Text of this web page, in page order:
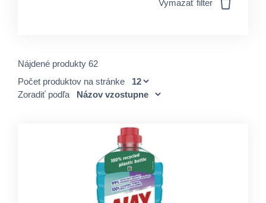
Vymazať filter
Nájdené produkty 62
Počet produktov na stránke
Zoradiť podľa